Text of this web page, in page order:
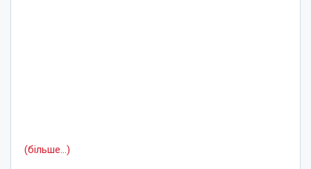
(більше…)